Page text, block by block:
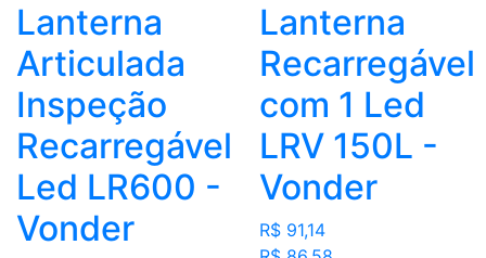
Lanterna
Articulada
Inspeção
Recarregável
Led LR600 -
Vonder
Lanterna
Recarregável
com 1 Led
LRV 150L -
Vonder
R$ 91,14